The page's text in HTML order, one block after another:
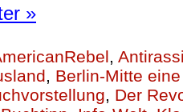
»
,
, Berlin-Mitte
, Der